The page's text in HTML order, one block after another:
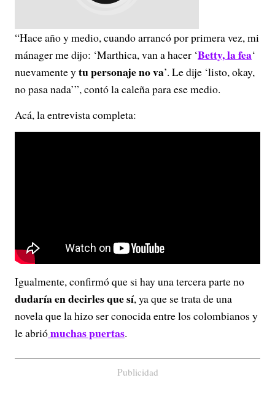
“Hace año y medio, cuando arrancó por primera vez, mi
mánager me dijo: ‘Marthica, van a hacer ‘Betty, la fea‘
nuevamente ytu personaje no va’. Le dije ‘listo, okay,
no pasa nada’”, contó la caleña para ese medio.
Acá, la entrevista completa:
Igualmente, confirmó que si hay una tercera parte no
dudaría en decirles que sí, ya que se trata de una
novela que la hizo ser conocida entre los colombianos y
le abriómuchas puertas.
Publicidad